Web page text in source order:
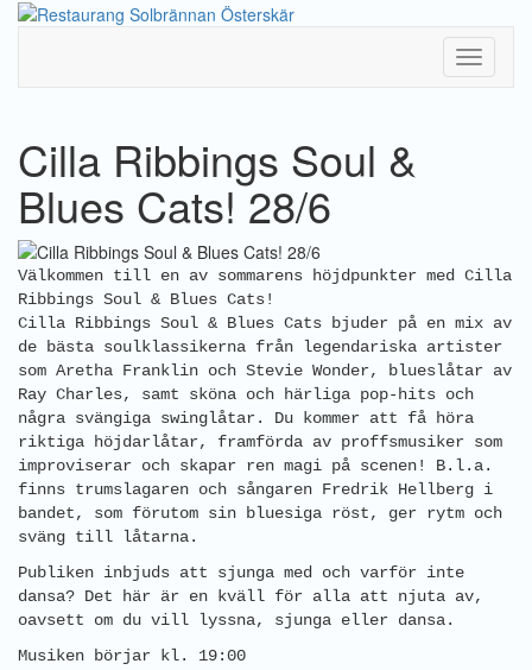
Toggle
Cilla Ribbings Soul &
Blues Cats! 28/6
Välkommen till en av sommarens höjdpunkter med Cilla
Ribbings Soul & Blues Cats!
Cilla Ribbings Soul & Blues Cats bjuder på en mix av
de bästa soulklassikerna från legendariska artister
som Aretha Franklin och Stevie Wonder, blueslåtar av
Ray Charles, samt sköna och härliga pop-hits och
några svängiga swinglåtar. Du kommer att få höra
riktiga höjdarlåtar, framförda av proffsmusiker som
improviserar och skapar ren magi på scenen! B.l.a.
finns trumslagaren och sångaren Fredrik Hellberg i
bandet, som förutom sin bluesiga röst, ger rytm och
sväng till låtarna.
Publiken inbjuds att sjunga med och varför inte
dansa? Det här är en kväll för alla att njuta av,
oavsett om du vill lyssna, sjunga eller dansa.
Musiken börjar kl. 19:00